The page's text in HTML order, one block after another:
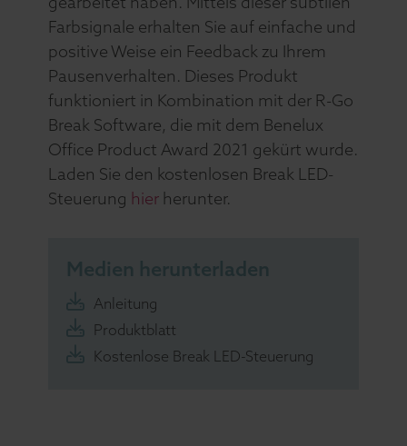
Farbsignale erhalten Sie auf einfache und
positive Weise ein Feedback zu Ihrem
Pausenverhalten. Dieses Produkt
funktioniert in Kombination mit der R-Go
Break Software, die mit dem Benelux
Office Product Award 2021 gekürt wurde.
Laden Sie den kostenlosen Break LED-
Steuerung hierherunter.
Medien herunterladen
Anleitung
Produktblatt
Kostenlose Break LED-Steuerung